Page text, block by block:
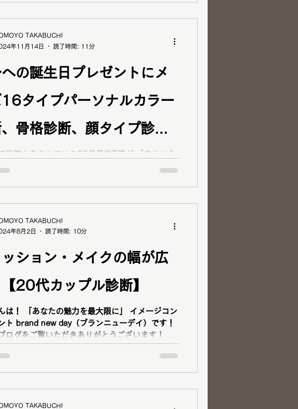
頼くださいました！
の誕生日プレゼントにメ
16タイプパーソナルカラー
骨格診断、顔タイプ診断
う服が知れた【30代男
防士をされている30代男性T様が 「自分に合
ル診断を予約しました」 と16タイプパーソ
ー診断、骨格診断、メンズ顔タイプ診断・ベス
TAKABUCHI
年11月14日
読了時間: 11分
ッション・メイクの幅が広
20代カップル診断】
は！ 「あなたの魅力を最大限に」 イメージコン
ト brand new day（ブランニューデイ）です！
ログをご覧いただきありがとうございます！ パ
ナリスト...
TAKABUCHI
年8月2日
読了時間: 10分
TAKABUCHI